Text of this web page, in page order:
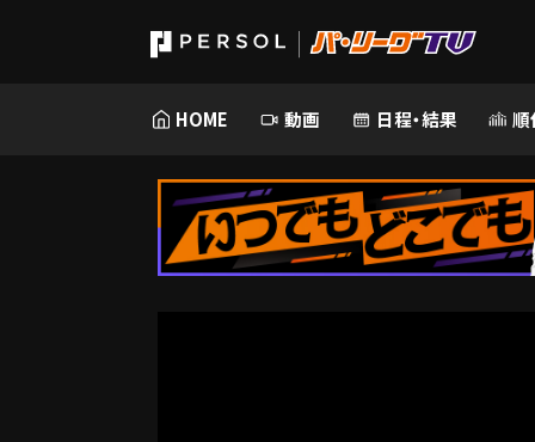
HOME 動画 日程・結果 順